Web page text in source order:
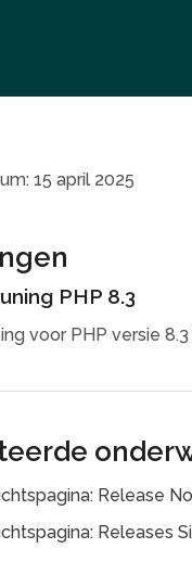
15 april 2025
PHP 8.3
voor PHP versie
Release
Releases